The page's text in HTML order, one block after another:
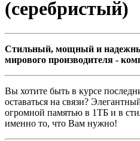
(серебристый)
Стильный, мощный и
мирового производителя -
Вы хотите быть в курсе
оставаться на связи?
огромной памятью в 1ТБ и в
именно то, что Вам нужно!